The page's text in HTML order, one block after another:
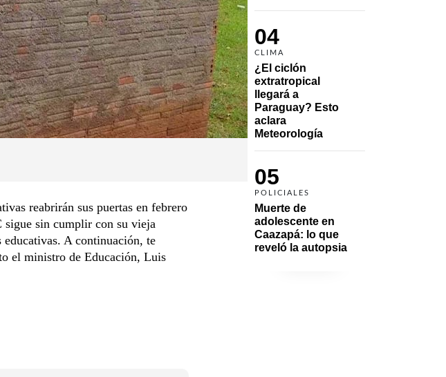
04
CLIMA
¿El ciclón
extratropical
llegará a
Paraguay? Esto
aclara
Meteorología
05
POLICIALES
Muerte de
adolescente en
Caazapá: lo que
reveló la autopsia
reabrirán sus puertas en febrero
sigue sin cumplir con su vieja
educativas. A continuación, te
el ministro de Educación, Luis